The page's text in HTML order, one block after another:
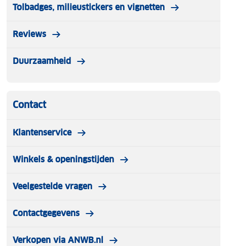
Tolbadges, milieustickers en vignetten
Reviews
Duurzaamheid
Contact
Klantenservice
Winkels & openingstijden
Veelgestelde vragen
Contactgegevens
Verkopen via ANWB.nl